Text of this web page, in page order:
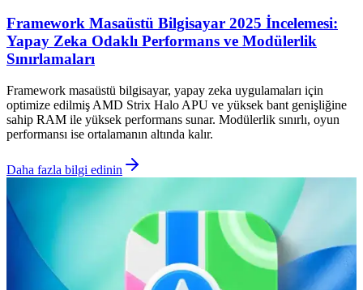
Framework Masaüstü Bilgisayar 2025 İncelemesi:
Yapay Zeka Odaklı Performans ve Modülerlik
Sınırlamaları
Framework masaüstü bilgisayar, yapay zeka uygulamaları için
optimize edilmiş AMD Strix Halo APU ve yüksek bant genişliğine
sahip RAM ile yüksek performans sunar. Modülerlik sınırlı, oyun
performansı ise ortalamanın altında kalır.
Daha fazla bilgi edinin